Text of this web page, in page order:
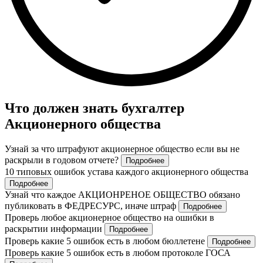
Что должен знать бухгалтер
Акционерного общества
Узнай за что штрафуют акционерное общество если вы не
раскрыли в годовом отчете?
Подробнее
10 типовых ошибок устава каждого акционерного общества
Подробнее
Узнай что каждое АКЦИОНРЕНОЕ ОБЩЕСТВО обязано
публиковать в ФЕДРЕСУРС, иначе штраф
Подробнее
Проверь любое акционерное общество на ошибки в
раскрытии информации
Подробнее
Проверь какие 5 ошибок есть в любом бюллетене Подробнее
Проверь какие 5 ошибок есть в любом протоколе ГОСА